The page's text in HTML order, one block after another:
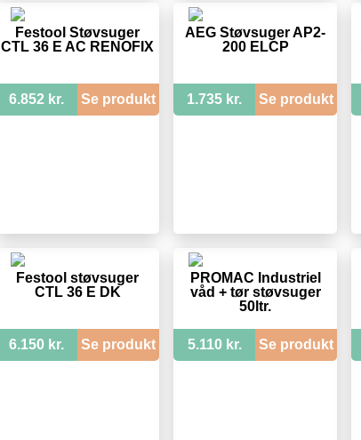
Festool Støvsuger
CTL 36 E AC RENOFIX
6.852 kr. Se produkt
AEG Støvsuger AP2-
200 ELCP
1.735 kr. Se produkt
Festool støvsuger
CTL 36 E DK
6.150 kr. Se produkt
PROMAC Industriel
våd + tør støvsuger
50ltr.
5.110 kr. Se produkt